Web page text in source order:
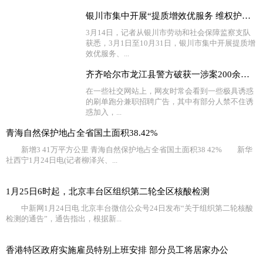
银川市集中开展“提质增效优服务 维权护薪促稳定”活动
3月14日，记者从银川市劳动和社会保障监察支队
获悉，3月1日至10月31日，银川市集中开展提质增
效优服务、...
齐齐哈尔市龙江县警方破获一涉案200余万元的“帮信”案件
在一些社交网站上，网友时常会看到一些极具诱惑
的刷单跑分兼职招聘广告，其中有部分人禁不住诱
惑加入，...
青海自然保护地占全省国土面积38.42%
新增3 41万平方公里 青海自然保护地占全省国土面积38 42% 新华
社西宁1月24日电(记者柳泽兴、...
1月25日6时起，北京丰台区组织第二轮全区核酸检测
中新网1月24日电 北京丰台微信公众号24日发布“关于组织第二轮核酸
检测的通告”，通告指出，根据新...
香港特区政府实施雇员特别上班安排 部分员工将居家办公